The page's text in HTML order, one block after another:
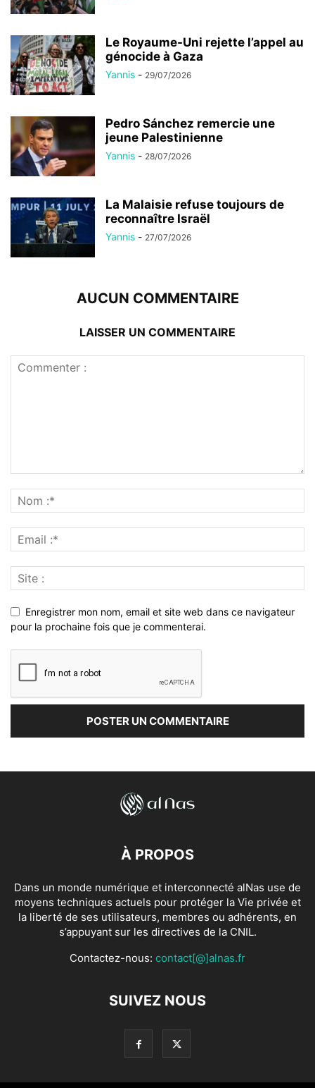
Le Royaume-Uni rejette l’appel au
génocide à Gaza
Yannis - 29/07/2026
Pedro Sánchez remercie une
jeune Palestinienne
Yannis - 28/07/2026
La Malaisie refuse toujours de
reconnaître Israël
Yannis - 27/07/2026
AUCUN COMMENTAIRE
LAISSER UN COMMENTAIRE
Enregistrer mon nom, email et site web dans ce navigateur
pour la prochaine fois que je commenterai.
À PROPOS
Dans un monde numérique et interconnecté alNas use de
moyens techniques actuels pour protéger la Vie privée et
la liberté de ses utilisateurs, membres ou adhérents, en
s’appuyant sur les directives de la CNIL.
Contactez-nous: contact[@]alnas.fr
SUIVEZ NOUS